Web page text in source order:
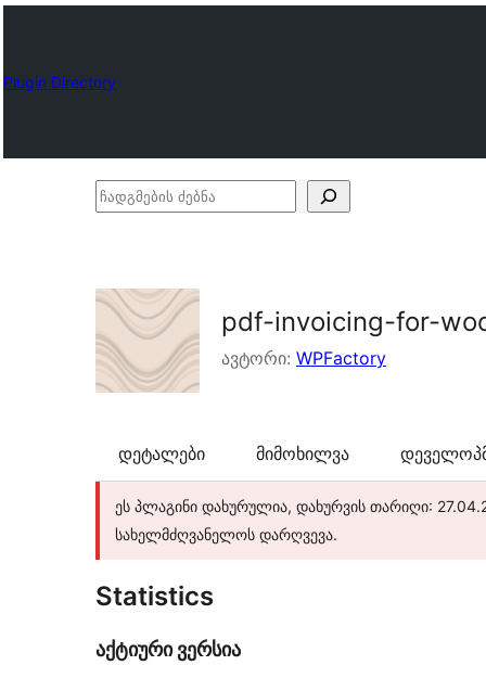
Plugin Directory
ჩადგმების
pdf-invoicing-for-
ავტორი: WPFactory
დეტალები მიმოხილვა
ეს პლაგინი დახურულია, დახურვის თარიღი:
სახელმძღვანელოს დარღვევა.
Statistics
აქტიური ვერსია